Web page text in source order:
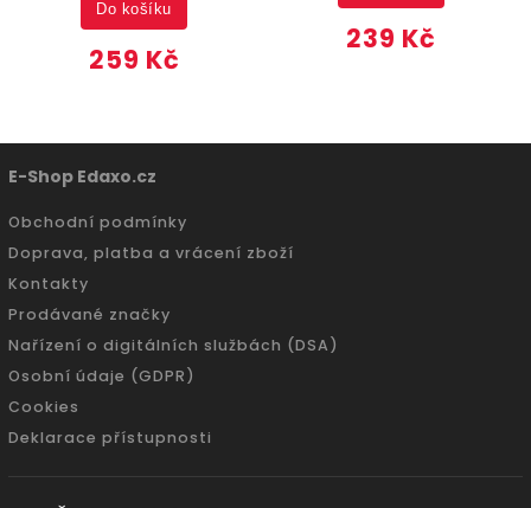
259 Kč
Do košíku
239 Kč
E-Shop Edaxo.cz
Obchodní podmínky
Doprava, platba a vrácení zboží
Kontakty
Prodávané značky
Nařízení o digitálních službách (DSA)
Osobní údaje (GDPR)
Cookies
Deklarace přístupnosti